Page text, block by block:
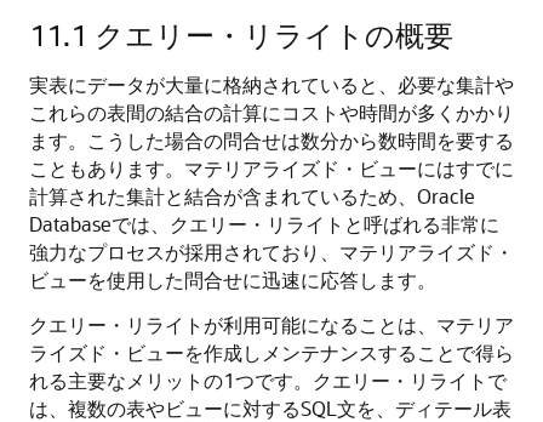
11.1 クエリー・リライトの概要
実表にデータが大量に格納されていると、必要な集計や
これらの表間の結合の計算にコストや時間が多くかかり
ます。こうした場合の問合せは数分から数時間を要する
こともあります。マテリアライズド・ビューにはすでに
計算された集計と結合が含まれているため、Oracle
Databaseでは、クエリー・リライトと呼ばれる非常に
強力なプロセスが採用されており、マテリアライズド・
ビューを使用した問合せに迅速に応答します。
クエリー・リライトが利用可能になることは、マテリア
ライズド・ビューを作成しメンテナンスすることで得ら
れる主要なメリットの1つです。クエリー・リライトで
は、複数の表やビューに対するSQL文を、ディテール表